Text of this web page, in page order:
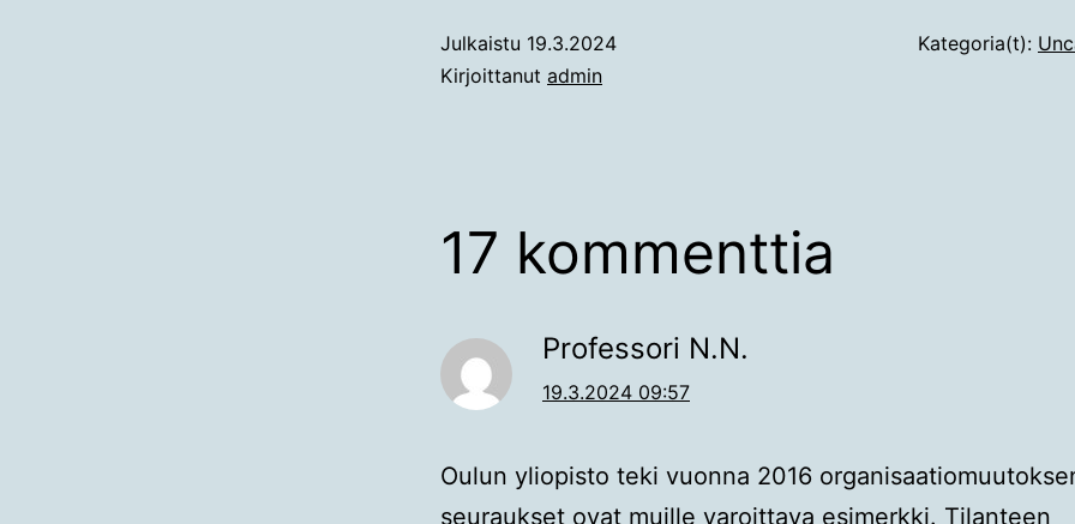
Julkaistu 19.3.2024
Kirjoittanut admin
Kategoria(t):
17 kommenttia
Professori N.N.
19.3.2024 09:57
Oulun yliopisto teki vuonna 2016
seuraukset ovat muille varoittava esimerkki. Tilanteen